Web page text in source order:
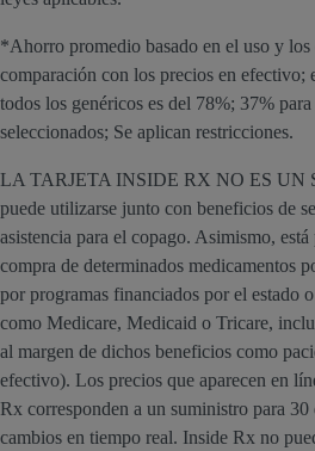
*Ahorro promedio basado en el uso y los
comparación con los precios en efectivo;
todos los genéricos es del 78%; 37%
seleccionados; Se aplican restricciones.
LA TARJETA INSIDE RX NO ES UN
puede utilizarse junto con beneficios de
asistencia para el copago. Asimismo,
compra de determinados medicamentos
por programas financiados por el estado
como Medicare, Medicaid o Tricare,
al margen de dichos beneficios como
efectivo). Los precios que aparecen en
Rx corresponden a un suministro para 30
cambios en tiempo real. Inside Rx no